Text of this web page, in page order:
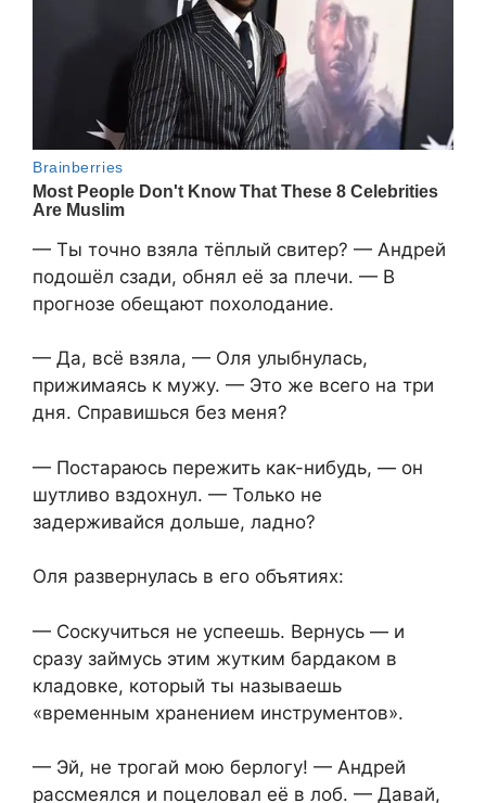
— Ты точно взяла тёплый свитер? — Андрей
подошёл сзади, обнял её за плечи. — В
прогнозе обещают похолодание.
— Да, всё взяла, — Оля улыбнулась,
прижимаясь к мужу. — Это же всего на три
дня. Справишься без меня?
— Постараюсь пережить как-нибудь, — он
шутливо вздохнул. — Только не
задерживайся дольше, ладно?
Оля развернулась в его объятиях:
— Соскучиться не успеешь. Вернусь — и
сразу займусь этим жутким бардаком в
кладовке, который ты называешь
«временным хранением инструментов».
— Эй, не трогай мою берлогу! — Андрей
рассмеялся и поцеловал её в лоб. — Давай,